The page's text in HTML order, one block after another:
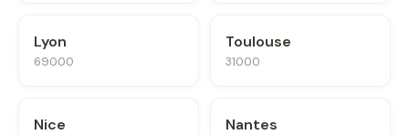
Lyon
69000
Toulouse
31000
Nice Nantes